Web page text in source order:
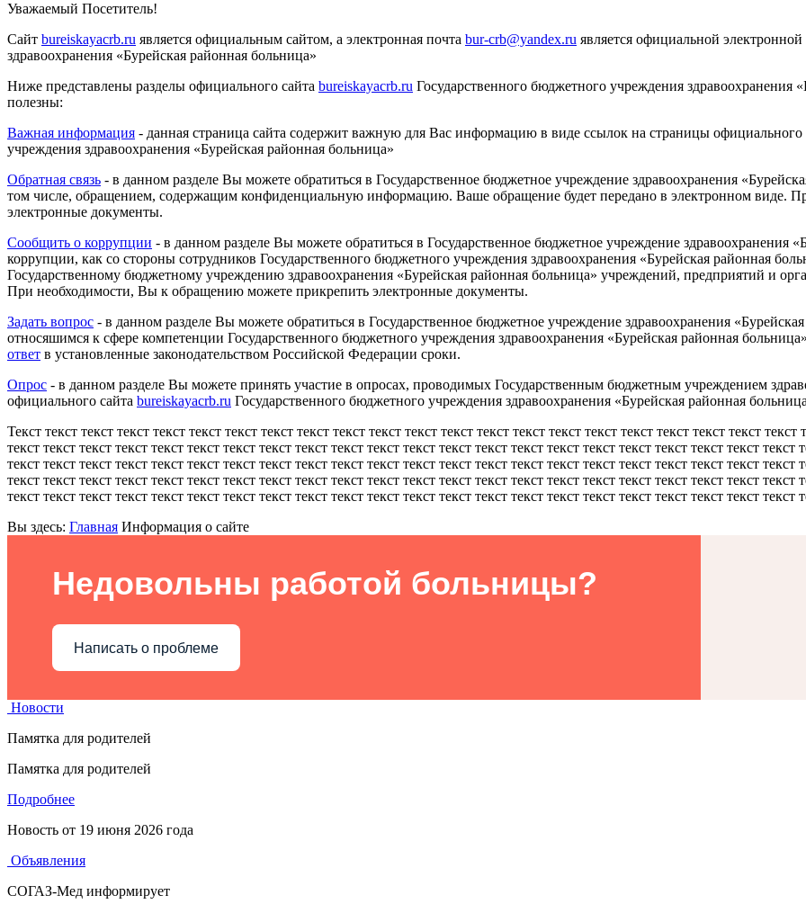
Уважаемый Посетитель!
Сайт bureiskayacrb.ru является официальным сайтом, а электронная почта bur-crb@yandex.ru является официальной
здравоохранения «Бурейская районная больница»
Ниже представлены разделы официального сайта bureiskayacrb.ru Государственного бюджетного учреждения
полезны:
Важная информация - данная страница сайта содержит важную для Вас информацию в виде ссылок на страницы официального
учреждения здравоохранения «Бурейская районная больница»
Обратная связь - в данном разделе Вы можете обратиться в Государственное бюджетное учреждение здравоохранения
том числе, обращением, содержащим конфиденциальную информацию. Ваше обращение будет передано в электронном виде.
электронные документы.
Сообщить о коррупции - в данном разделе Вы можете обратиться в Государственное бюджетное учреждение здравоохранения
коррупции, как со стороны сотрудников Государственного бюджетного учреждения здравоохранения «Бурейская районная
Государственному бюджетному учреждению здравоохранения «Бурейская районная больница» учреждений, предприятий и
При необходимости, Вы к обращению можете прикрепить электронные документы.
Задать вопрос - в данном разделе Вы можете обратиться в Государственное бюджетное учреждение здравоохранения
относяшимся к сфере компетенции Государственного бюджетного учреждения здравоохранения «Бурейская районная
ответ в установленные законодательством Российской Федерации сроки.
Опрос - в данном разделе Вы можете принять участие в опросах, проводимых Государственным бюджетным учреждением
официального сайта bureiskayacrb.ru Государственного бюджетного учреждения здравоохранения «Бурейская районная
Текст текст текст текст текст текст текст текст текст текст текст текст текст текст текст текст текст текст текст текст текст
текст текст текст текст текст текст текст текст текст текст текст текст текст текст текст текст текст текст текст текст текст
текст текст текст текст текст текст текст текст текст текст текст текст текст текст текст текст текст текст текст текст текст
текст текст текст текст текст текст текст текст текст текст текст текст текст текст текст текст текст текст текст текст текст
текст текст текст текст текст текст текст текст текст текст текст текст текст текст текст текст текст текст текст текст текст текст
Вы здесь: Главная Информация о сайте
Недовольны работой больницы?
Написать о проблеме
Новости
Памятка для родителей
Памятка для родителей
Подробнее
Новость от 19 июня 2026 года
Объявления
СОГАЗ-Мед информирует